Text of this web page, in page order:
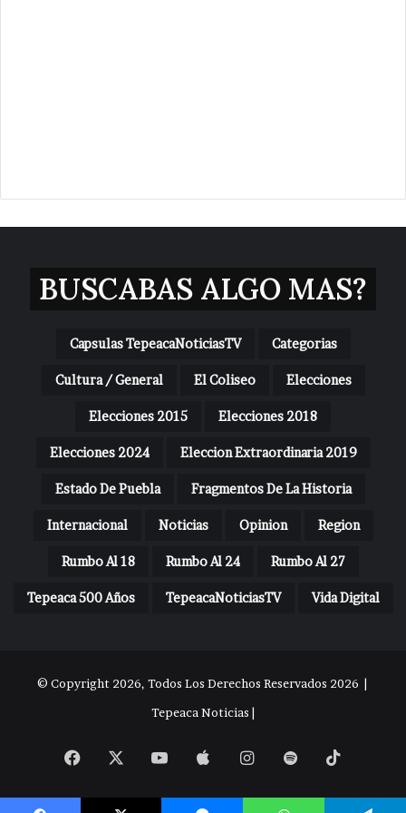
BUSCABAS ALGO MAS?
Capsulas TepeacaNoticiasTV Categorias
Cultura / General El Coliseo Elecciones
Elecciones 2015 Elecciones 2018
Elecciones 2024 Eleccion Extraordinaria 2019
Estado De Puebla Fragmentos De La Historia
Internacional Noticias Opinion Region
Rumbo Al 18 Rumbo Al 24 Rumbo Al 27
Tepeaca 500 Años TepeacaNoticiasTV Vida Digital
© Copyright 2026, Todos Los Derechos Reservados 2026 |
Tepeaca Noticias |
Facebook YouTubeAppleInstagram
Spotify